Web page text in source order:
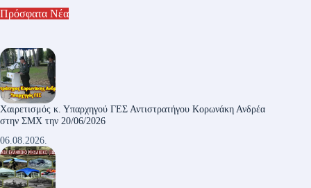
Πρόσφατα Νέα
Χαιρετισμός κ. Υπαρχηγού ΓΕΣ Αντιστρατήγου Κορωνάκη Ανδρέα
στην ΣΜΧ την 20/06/2026
06.08.2026.